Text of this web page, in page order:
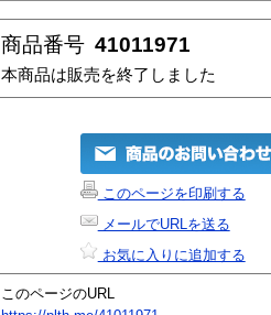
商品番号 41011971
本商品は販売を終了しました
このページを印刷する
メールでURLを送る
お気に入りに追加する
このページのURL